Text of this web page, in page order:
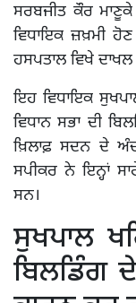
ਸਰਬਜੀਤ ਕੌਰ
ਵਿਧਾਇਕ ਜ਼ਖ਼ਮੀ
ਹਸਪਤਾਲ ਵਿਖੇ
ਇਹ ਵਿਧਾਇਕ
ਵਿਧਾਨ ਸਭਾ ਦੀ
ਖ਼ਿਲਾਫ਼ ਸਦਨ ਦੇ
ਸਪੀਕਰ ਨੇ ਇਨ੍ਹਾਂ
ਸਨ।
ਸੁਖਪਾਲ
ਬਿਲਡਿੰਗ